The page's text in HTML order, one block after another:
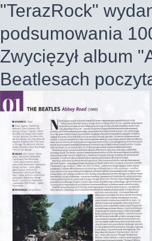
"TerazRock"
podsumowania
Zwycięzył album
Beatlesach